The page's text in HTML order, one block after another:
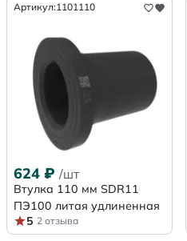
Артикул:1101110
624 ₽ /шт
Втулка 110 мм SDR11
ПЭ100 литая удлиненная
5 2 отзыва